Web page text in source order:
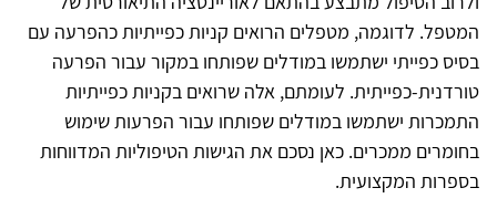
המטפל. לדוגמה, מטפלים הרואים קניות כפייתיות כהפרעה עם
בסיס כפייתי ישתמשו במודלים שפותחו במקור עבור הפרעה
טורדנית-כפייתית. לעומתם, אלה שרואים בקניות כפייתיות
התמכרות ישתמשו במודלים שפותחו עבור הפרעות שימוש
בחומרים ממכרים. כאן נסכם את הגישות הטיפוליות המדווחות
בספרות המקצועית.